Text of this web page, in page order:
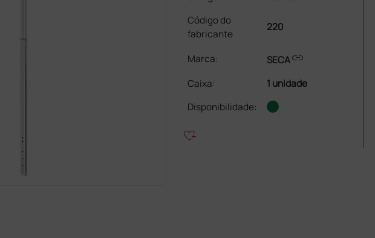
Código do
fabricante
220
Marca: SECAlink
Caixa:
1 unidade
Disponibilidade:
heart_plus